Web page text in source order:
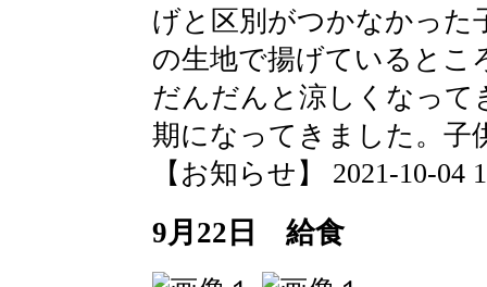
げと区別がつかなかった
の生地で揚げているとこ
だんだんと涼しくなって
期になってきました。子
【お知らせ】 2021-10-04
9月22日 給食